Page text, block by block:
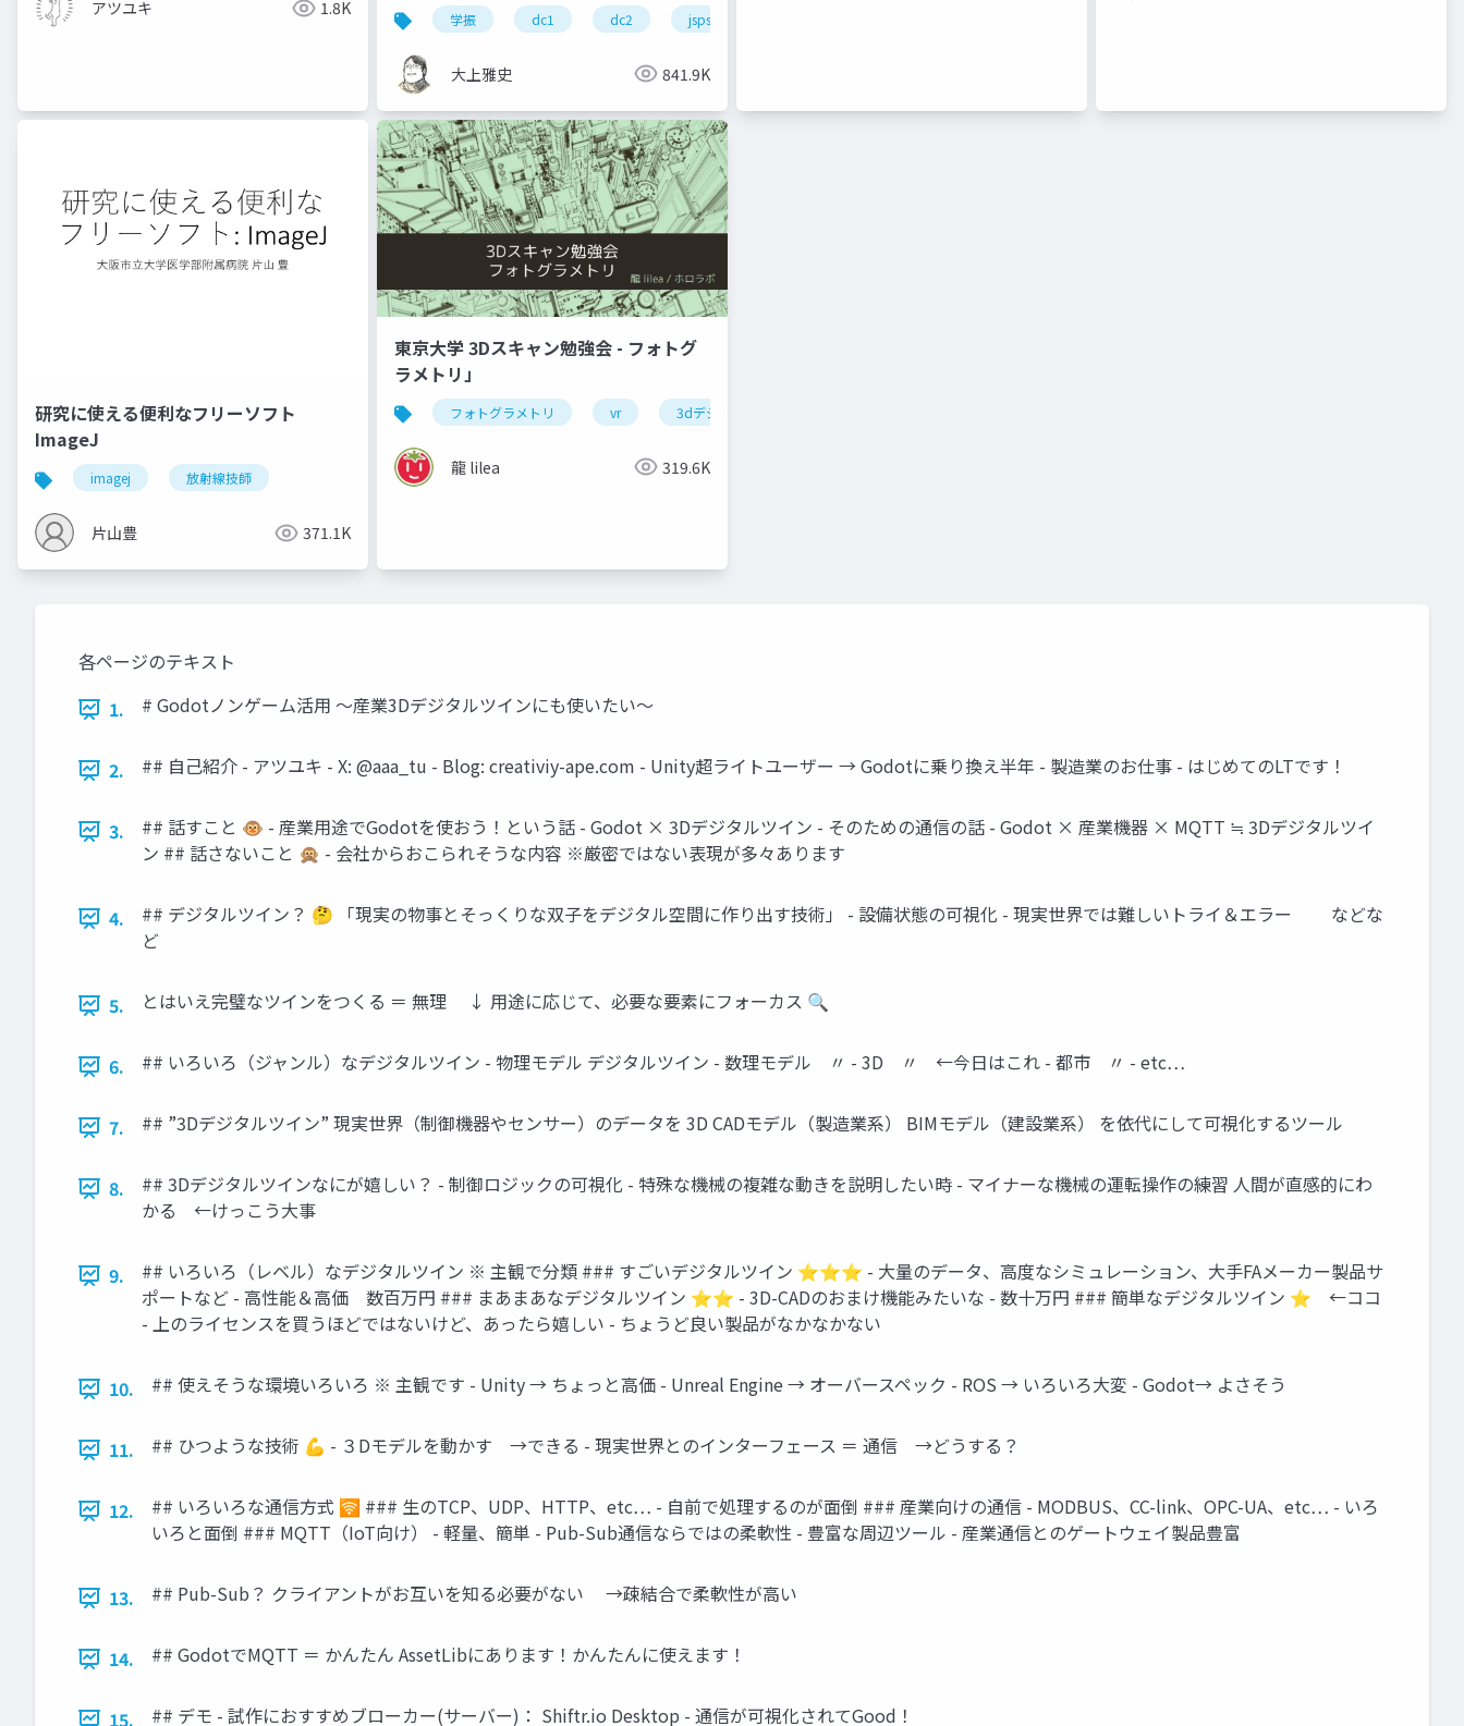
アツユキ 1.8K 学振 dc1 dc2 jsps
大上雅史 841.9K
研究に使える便利なフリーソフト
ImageJ
imagej 放射線技師
片山豊 371.1K
東京大学 3Dスキャン勉強会 - フォトグ
ラメトリ」
フォトグラメトリ vr 3dデジタルアーカイブ
龍 lilea 319.6K
各ページのテキスト
1.
# Godotノンゲーム活用 〜産業3Dデジタルツインにも使いたい〜
2. ## 自己紹介 - アツユキ - X: @aaa_tu - Blog: creativiy-ape.com - Unity超ライトユーザー → Godotに乗り換え半年 - 製造業のお仕事 - はじめてのLTです！
3.
## 話すこと 🐵 - 産業用途でGodotを使おう！という話 - Godot × 3Dデジタルツイン - そのための通信の話 - Godot × 産業機器 × MQTT ≒ 3Dデジタルツイ
ン ## 話さないこと 🙊 - 会社からおこられそうな内容 ※厳密ではない表現が多々あります
4.
## デジタルツイン？ 🤔 「現実の物事とそっくりな双子をデジタル空間に作り出す技術」 - 設備状態の可視化 - 現実世界では難しいトライ＆エラー などな
ど
5. とはいえ完璧なツインをつくる ＝ 無理 ↓ 用途に応じて、必要な要素にフォーカス 🔍️
6. ## いろいろ（ジャンル）なデジタルツイン - 物理モデル デジタルツイン - 数理モデル 〃 - 3D 〃 ←今日はこれ - 都市 〃 - etc…
7. ## ”3Dデジタルツイン” 現実世界（制御機器やセンサー）のデータを 3D CADモデル（製造業系） BIMモデル（建設業系） を依代にして可視化するツール
8.
## 3Dデジタルツインなにが嬉しい？ - 制御ロジックの可視化 - 特殊な機械の複雑な動きを説明したい時 - マイナーな機械の運転操作の練習 人間が直感的にわ
かる ←けっこう大事
9.
## いろいろ（レベル）なデジタルツイン ※ 主観で分類 ### すごいデジタルツイン ⭐⭐⭐ - 大量のデータ、高度なシミュレーション、大手FAメーカー製品サ
ポートなど - 高性能＆高価 数百万円 ### まあまあなデジタルツイン ⭐⭐ - 3D-CADのおまけ機能みたいな - 数十万円 ### 簡単なデジタルツイン ⭐ ←ココ
- 上のライセンスを買うほどではないけど、あったら嬉しい - ちょうど良い製品がなかなかない
10. ## 使えそうな環境いろいろ ※ 主観です - Unity → ちょっと高価 - Unreal Engine → オーバースペック - ROS → いろいろ大変 - Godot→ よさそう
11. ## ひつような技術 💪 - ３Dモデルを動かす →できる - 現実世界とのインターフェース ＝ 通信 →どうする？
12.
## いろいろな通信方式 🛜 ### 生のTCP、UDP、HTTP、etc… - 自前で処理するのが面倒 ### 産業向けの通信 - MODBUS、CC-link、OPC-UA、etc… - いろ
いろと面倒 ### MQTT（IoT向け） - 軽量、簡単 - Pub-Sub通信ならではの柔軟性 - 豊富な周辺ツール - 産業通信とのゲートウェイ製品豊富
13. ## Pub-Sub？ クライアントがお互いを知る必要がない →疎結合で柔軟性が高い
14. ## GodotでMQTT ＝ かんたん AssetLibにあります！かんたんに使えます！
15. ## デモ - 試作におすすめブローカー(サーバー)： Shiftr.io Desktop - 通信が可視化されてGood！